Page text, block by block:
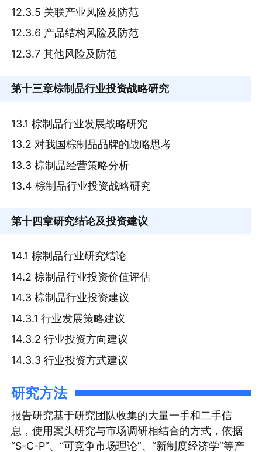
12.3.5 关联产业风险及防范
12.3.6 产品结构风险及防范
12.3.7 其他风险及防范
第十三章棕制品行业投资战略研究
13.1 棕制品行业发展战略研究
13.2 对我国棕制品品牌的战略思考
13.3 棕制品经营策略分析
13.4 棕制品行业投资战略研究
第十四章研究结论及投资建议
14.1 棕制品行业研究结论
14.2 棕制品行业投资价值评估
14.3 棕制品行业投资建议
14.3.1 行业发展策略建议
14.3.2 行业投资方向建议
14.3.3 行业投资方式建议
研究方法
报告研究基于研究团队收集的大量一手和二手信
息，使用案头研究与市场调研相结合的方式，依据
“S-C-P”、“可竞争市场理论”、“新制度经济学”等产